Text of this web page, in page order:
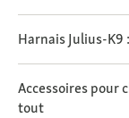
Harnais Julius-
Accessoires pour
tout